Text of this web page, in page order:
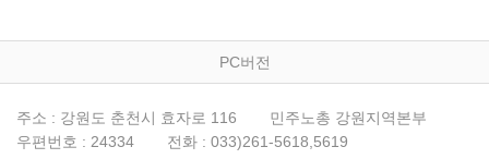
PC버전
주소 : 강원도 춘천시 효자로 116
민주노총 강원지역본부
우편번호 : 24334
전화 : 033)261-5618,5619